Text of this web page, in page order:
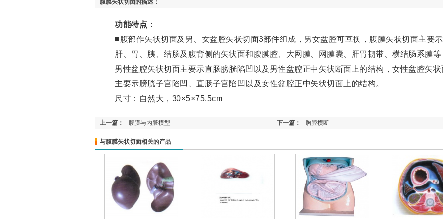
腹膜矢状切面的描述：
功能特点：
■腹部作矢状切面及男、女盆腔矢状切面3部件组成，男女盆腔可互换，腹膜矢状切面主要示
肝、胃、胰、结肠及腹背侧的矢状面和腹膜腔、大网膜、网膜囊、肝胃韧带、横结肠系膜等
男性盆腔矢状切面主要示直肠膀胱陷凹以及男性盆腔正中矢状断面上的结构，女性盆腔矢状
主要示膀胱子宫陷凹、直肠子宫陷凹以及女性盆腔正中矢状切面上的结构。
尺寸：自然大，30×5×75.5cm
上一篇： 腹膜与内脏模型 下一篇： 胸腔横断
与腹膜矢状切面相关的产品